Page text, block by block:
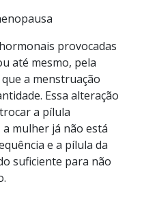
provocadas
até mesmo, pela
a menstruação
Essa alteração
a pílula
mulher já não está
e a pílula da
suficiente para não